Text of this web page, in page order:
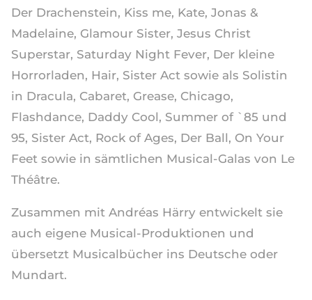
Der Drachenstein, Kiss me, Kate, Jonas &
Madelaine, Glamour Sister, Jesus Christ
Superstar, Saturday Night Fever, Der kleine
Horrorladen, Hair, Sister Act sowie als Solistin
in Dracula, Cabaret, Grease, Chicago,
Flashdance, Daddy Cool, Summer of `85 und
95, Sister Act, Rock of Ages, Der Ball, On Your
Feet sowie in sämtlichen Musical-Galas von Le
Théâtre.
Zusammen mit Andréas Härry entwickelt sie
auch eigene Musical-Produktionen und
übersetzt Musicalbücher ins Deutsche oder
Mundart.